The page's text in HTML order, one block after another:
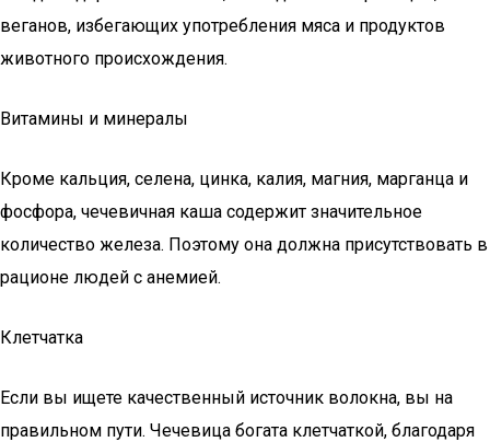
веганов, избегающих употребления мяса и продуктов
животного происхождения.
Витамины и минералы
Кроме кальция, селена, цинка, калия, магния, марганца и
фосфора, чечевичная каша содержит значительное
количество железа. Поэтому она должна присутствовать в
рационе людей с анемией.
Клетчатка
Если вы ищете качественный источник волокна, вы на
правильном пути. Чечевица богата клетчаткой, благодаря